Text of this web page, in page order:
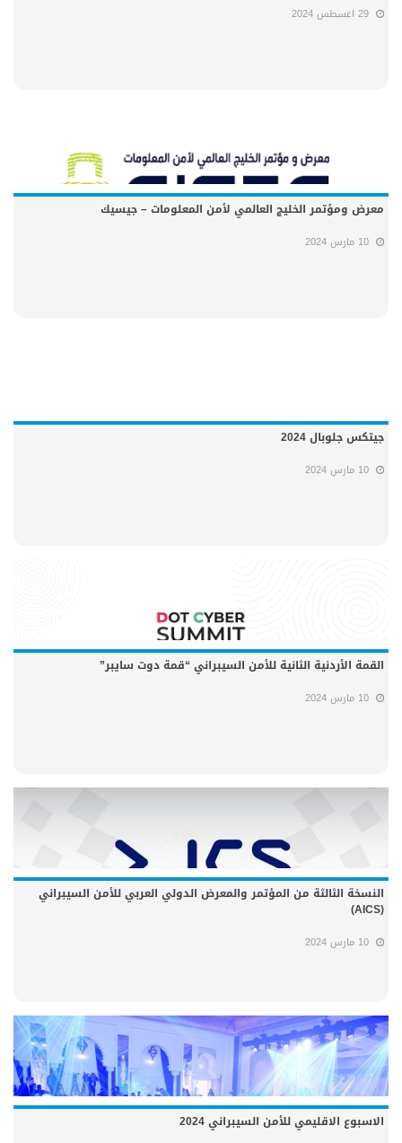
29 اغسطس 2024
معرض ومؤتمر الخليج العالمي لأمن المعلومات – جيسيك
10 مارس 2024
جيتكس جلوبال 2024
10 مارس 2024
القمة الأردنية الثانية للأمن السيبراني “قمة دوت سايبر”
10 مارس 2024
النسخة الثالثة من المؤتمر والمعرض الدولي العربي للأمن السيبراني
(AICS)
10 مارس 2024
الاسبوع الاقليمي للأمن السيبراني 2024